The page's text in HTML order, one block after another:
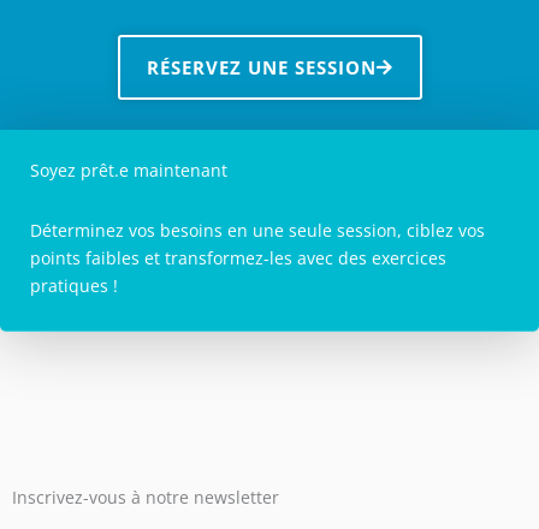
RÉSERVEZ UNE SESSION
Soyez prêt.e maintenant
Déterminez vos besoins en une seule session, ciblez vos
points faibles et transformez-les avec des exercices
pratiques !
Inscrivez-vous à notre newsletter